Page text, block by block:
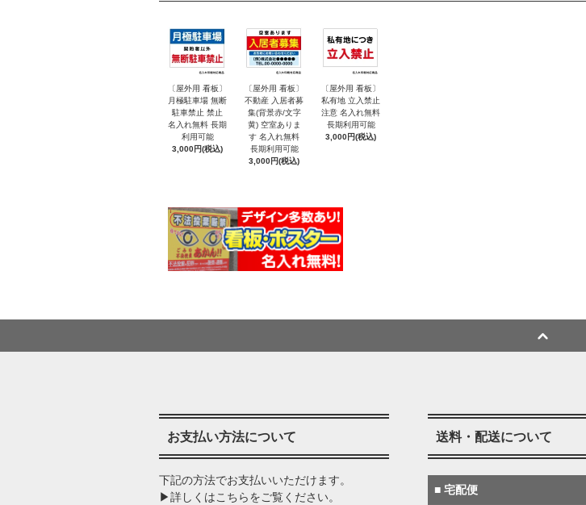
〔屋外用 看板〕
月極駐車場 無断
駐車禁止 禁止
名入れ無料 長期
利用可能
3,000円(税込)
〔屋外用 看板〕
不動産 入居者募
集(背景赤/文字
黄) 空室ありま
す 名入れ無料
長期利用可能
3,000円(税込)
〔屋外用 看板〕
私有地 立入禁止
注意 名入れ無料
長期利用可能
3,000円(税込)
お支払い方法について
下記の方法でお支払いいただけます。
▶詳しくはこちらをご覧ください。
送料・配送について
■ 宅配便